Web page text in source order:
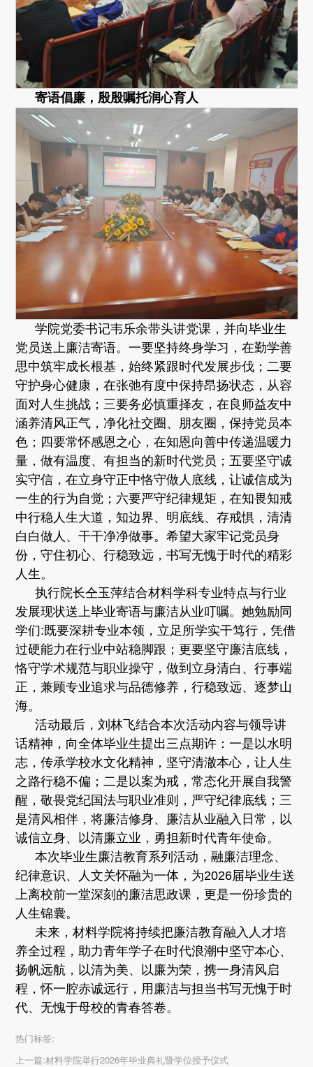
寄语倡廉，殷殷嘱托润心育人
学院党委书记韦乐余带头讲党课，并向毕业生
党员送上廉洁寄语。一要坚持终身学习，在勤学善
思中筑牢成长根基，始终紧跟时代发展步伐；二要
守护身心健康，在张弛有度中保持昂扬状态，从容
面对人生挑战；三要务必慎重择友，在良师益友中
涵养清风正气，净化社交圈、朋友圈，保持党员本
色；四要常怀感恩之心，在知恩向善中传递温暖力
量，做有温度、有担当的新时代党员；五要坚守诚
实守信，在立身守正中恪守做人底线，让诚信成为
一生的行为自觉；六要严守纪律规矩，在知畏知戒
中行稳人生大道，知边界、明底线、存戒惧，清清
白白做人、干干净净做事。希望大家牢记党员身
份，守住初心、行稳致远，书写无愧于时代的精彩
人生。
执行院长仝玉萍结合材料学科专业特点与行业
发展现状送上毕业寄语与廉洁从业叮嘱。她勉励同
学们:既要深耕专业本领，立足所学实干笃行，凭借
过硬能力在行业中站稳脚跟；更要坚守廉洁底线，
恪守学术规范与职业操守，做到立身清白、行事端
正，兼顾专业追求与品德修养，行稳致远、逐梦山
海。
活动最后，刘林飞结合本次活动内容与领导讲
话精神，向全体毕业生提出三点期许：一是以水明
志，传承学校水文化精神，坚守清澈本心，让人生
之路行稳不偏；二是以案为戒，常态化开展自我警
醒，敬畏党纪国法与职业准则，严守纪律底线；三
是清风相伴，将廉洁修身、廉洁从业融入日常，以
诚信立身、以清廉立业，勇担新时代青年使命。
本次毕业生廉洁教育系列活动，融廉洁理念、
纪律意识、人文关怀融为一体，为2026届毕业生送
上离校前一堂深刻的廉洁思政课，更是一份珍贵的
人生锦囊。
未来，材料学院将持续把廉洁教育融入人才培
养全过程，助力青年学子在时代浪潮中坚守本心、
扬帆远航，以清为美、以廉为荣，携一身清风启
程，怀一腔赤诚远行，用廉洁与担当书写无愧于时
代、无愧于母校的青春答卷。
热门标签:
上一篇:材料学院举行2026年毕业典礼暨学位授予仪式